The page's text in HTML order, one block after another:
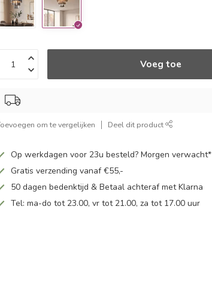
Voeg toe
om te vergelijken Deel dit product
Op werkdagen voor 23u besteld? Morgen verwacht*
Gratis verzending vanaf €55,-
50 dagen bedenktijd & Betaal achteraf met Klarna
Tel: ma-do tot 23.00, vr tot 21.00, za tot 17.00 uur